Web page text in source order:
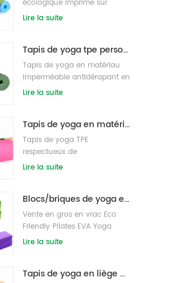
écologique imprimé sur
mesure
Lire la suite
Tapis de yoga tpe personnalisé de haute qualité de vente chaude de Chine
Tapis de yoga en matériau
imperméable antidérapant en
tpe écologique en gros
Lire la suite
Tapis de yoga en matériau imperméable antidérapant TPE écologique en gros
Tapis de yoga TPE
respectueux de
l'environnement de marque
Lire la suite
Blocs/briques de yoga en mousse EVA naturelle avec logo personnalisé en gros de nouveau style
Vente en gros en vrac Eco
Friendly Pilates EVA Yoga
Block s/Bricks
Lire la suite
Tapis de yoga en liège de marque privée OEM avec un design personnalisé